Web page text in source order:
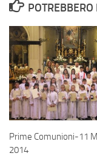
Prime Comunioni-11
2014